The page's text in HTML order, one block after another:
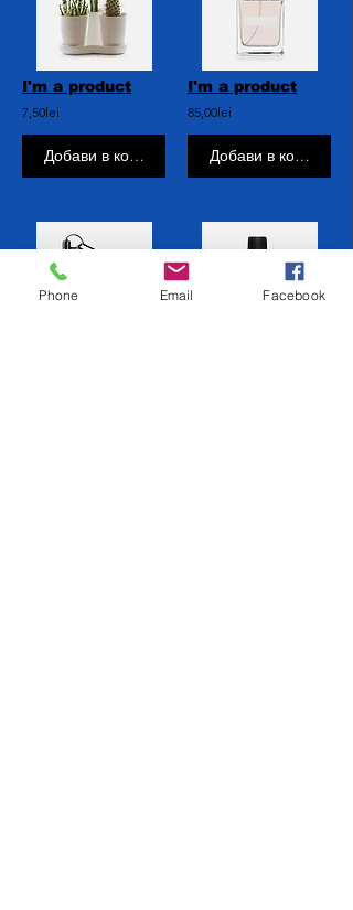
I'm a product
7,50lei
Добави в кошницата
I'm a product
85,00lei
Добави в кошницата
Phone Email Facebook